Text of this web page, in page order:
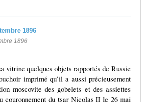
1896
vitrine quelques objets rapportés de Russie
imprimé qu’il a aussi précieusement
moscovite des gobelets et des assiettes
couronnement du tsar Nicolas II le 26 mai